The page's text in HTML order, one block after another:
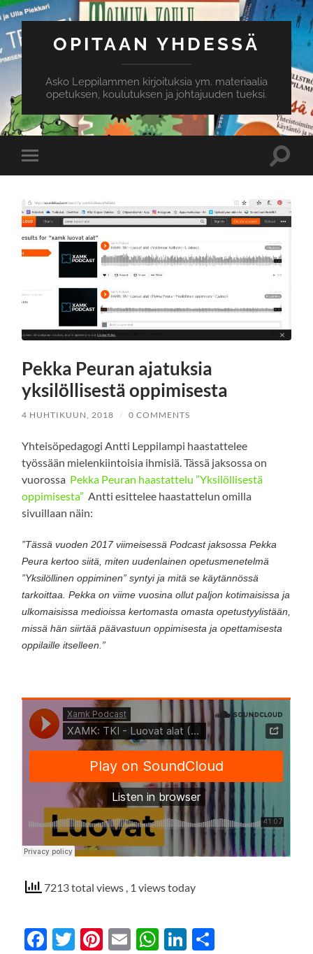
OPITAAN YHDESSÄ
Asko Leppilammen kirjoituksia ym. materiaalia
opetuksen, koulutuksen ja johtajuuden tueksi.
mobile
Toggle
Pekka Peuran ajatuksia
yksilöllisestä oppimisesta
4 HUHTIKUUN, 2018 / 0 COMMENTS
Yhteisöpedagogi Antti Leppilampi haastattelee
työssään mielenkiintoisia ihmisiä. Tässä jaksossa on
vuorossa Pekka Peuran haastattelu ”Yksilöllisestä
oppimisesta” Antti esittelee haastattelun omilla
sivuillaan näin:
”Tässä vuoden 2017 viimeisessä Podcast jaksossa Pekka
Peura kertoo siitä, miten uudenlainen opetusmenetelmä
”Yksilöllinen oppiminen” syntyi ja mitä se käytännössä
tarkoittaa. Pekka on viime vuosina ollut paljon kotimaisissa ja
ulkomaisissa medioissa kertomasta omasta opetustyylistään,
missä hän siirtää päävastuun oppimisesta ja opettamisesta
oppilaille itselleen.”
7213 total views , 1 views today
Facebook
Twitter
Pinterest
EmailWhatsApp
LinkedIn